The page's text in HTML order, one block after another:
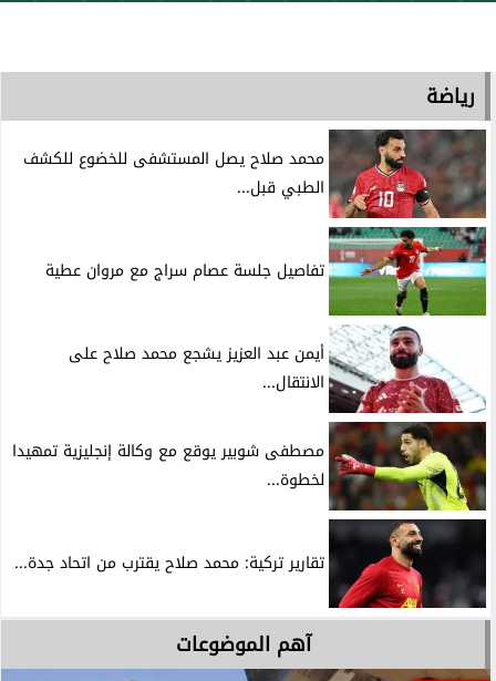
رياضة
محمد صلاح يصل المستشفى للخضوع للكشف
الطبي قبل...
تفاصيل جلسة عصام سراج مع مروان عطية
أيمن عبد العزيز يشجع محمد صلاح على
الانتقال...
مصطفى شوبير يوقع مع وكالة إنجليزية تمهيدا
لخطوة...
تقارير تركية: محمد صلاح يقترب من اتحاد جدة...
آهم الموضوعات